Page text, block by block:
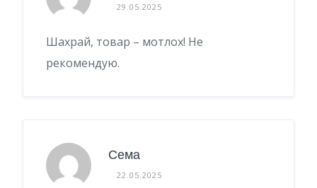
29.05.2025
Шахрай, товар – мотлох! Не
рекомендую.
Сема
22.05.2025